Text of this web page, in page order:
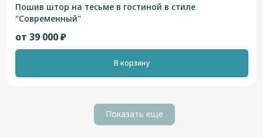
Пошив штор на тесьме в гостиной в стиле
"Современный"
от 39 000 ₽
В корзину
Показать еще